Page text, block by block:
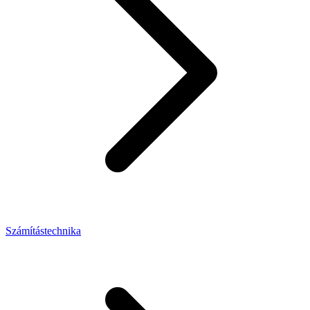
Számítástechnika